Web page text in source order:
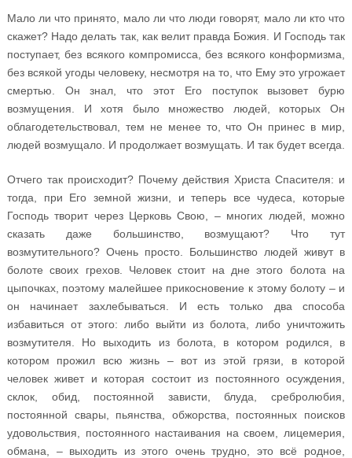
Мало ли что принято, мало ли что люди говорят, мало ли кто что
скажет? Надо делать так, как велит правда Божия. И Господь так
поступает, без всякого компромисса, без всякого конформизма,
без всякой угоды человеку, несмотря на то, что Ему это угрожает
смертью. Он знал, что этот Его поступок вызовет бурю
возмущения. И хотя было множество людей, которых Он
облагодетельствовал, тем не менее то, что Он принес в мир,
людей возмущало. И продолжает возмущать. И так будет всегда.
Отчего так происходит? Почему действия Христа Спасителя: и
тогда, при Его земной жизни, и теперь все чудеса, которые
Господь творит через Церковь Свою, – многих людей, можно
сказать даже большинство, возмущают? Что тут
возмутительного? Очень просто. Большинство людей живут в
болоте своих грехов. Человек стоит на дне этого болота на
цыпочках, поэтому малейшее прикосновение к этому болоту – и
он начинает захлебываться. И есть только два способа
избавиться от этого: либо выйти из болота, либо уничтожить
возмутителя. Но выходить из болота, в котором родился, в
котором прожил всю жизнь – вот из этой грязи, в которой
человек живет и которая состоит из постоянного осуждения,
склок, обид, постоянной зависти, блуда, сребролюбия,
постоянной свары, пьянства, обжорства, постоянных поисков
удовольствия, постоянного настаивания на своем, лицемерия,
обмана, – выходить из этого очень трудно, это всё родное,